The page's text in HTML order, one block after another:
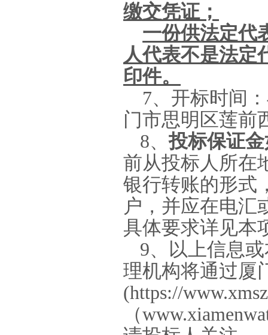
缴交凭证；
一份供法定代
人代表不是法定
印件。
7、开标时间
门市思明区莲前
8、投标保证
前从投标人所在
银行转账的形式
户，并应在电汇
具体要求详见本
9、以上信息
理机构将通过厦
(https://
（